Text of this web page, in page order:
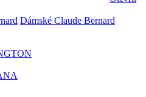
Dámské Claude Bernard